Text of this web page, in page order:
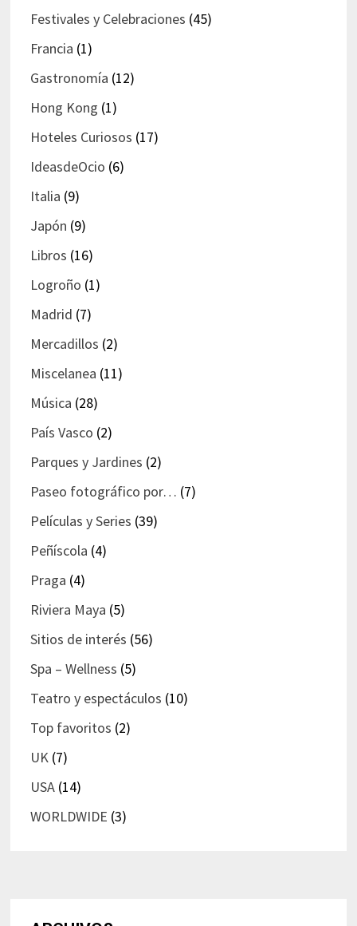
Festivales y Celebraciones (45)
Francia (1)
Gastronomía (12)
Hong Kong (1)
Hoteles Curiosos (17)
IdeasdeOcio (6)
Italia (9)
Japón (9)
Libros (16)
Logroño (1)
Madrid (7)
Mercadillos (2)
Miscelanea (11)
Música (28)
País Vasco (2)
Parques y Jardines (2)
Paseo fotográfico por… (7)
Películas y Series (39)
Peñíscola (4)
Praga (4)
Riviera Maya (5)
Sitios de interés (56)
Spa – Wellness (5)
Teatro y espectáculos (10)
Top favoritos (2)
UK(7)
USA(14)
WORLDWIDE (3)